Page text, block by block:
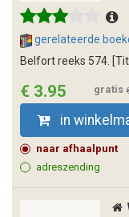
gerelateerde
Belfort reeks 574.
€ 3.95 gratis
in
naar afhaalpunt
adreszending